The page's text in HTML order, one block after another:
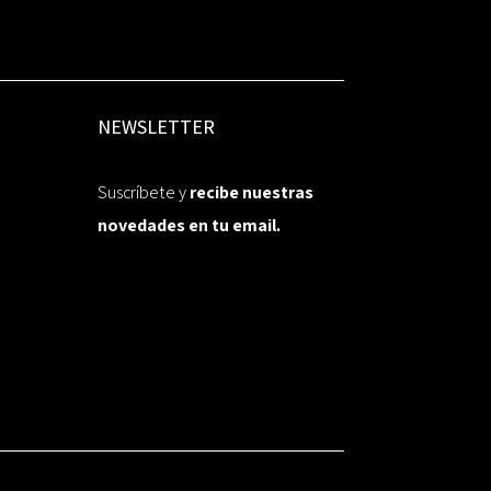
NEWSLETTER
Suscríbete yrecibe nuestras
novedades en tu email.